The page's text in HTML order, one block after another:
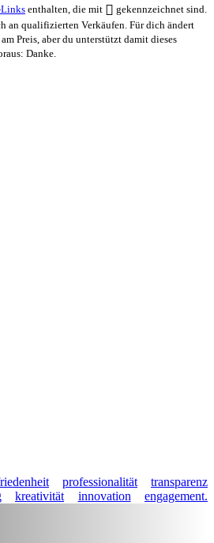
enthalten, die mit
gekennzeichnet sind.
an qualifizierten Verkäufen. Für dich ändert
Preis, aber du unterstützt damit dieses
Danke.
professionalität
transparenz
kreativität innovation engagement.